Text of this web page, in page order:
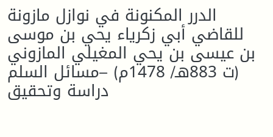
الدرر المكنونة في نوازل مازونة
للقاضي أبي زكرياء يحي بن موسى
بن عيسى بن يحي المغيلي المازوني
(ت 883هـ/ 1478م) –مسائل السلم
دراسة وتحقيق